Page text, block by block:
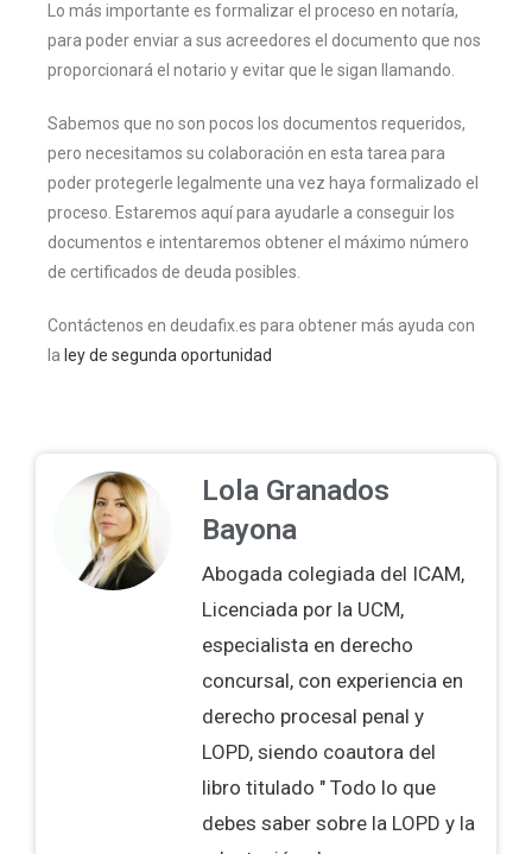
Lo más importante es formalizar el proceso en notaría,
para poder enviar a sus acreedores el documento que nos
proporcionará el notario y evitar que le sigan llamando.
Sabemos que no son pocos los documentos requeridos,
pero necesitamos su colaboración en esta tarea para
poder protegerle legalmente una vez haya formalizado el
proceso. Estaremos aquí para ayudarle a conseguir los
documentos e intentaremos obtener el máximo número
de certificados de deuda posibles.
Contáctenos en deudafix.es para obtener más ayuda con
la ley de segunda oportunidad
Lola Granados
Bayona
Abogada colegiada del ICAM,
Licenciada por la UCM,
especialista en derecho
concursal, con experiencia en
derecho procesal penal y
LOPD, siendo coautora del
libro titulado " Todo lo que
debes saber sobre la LOPD y la